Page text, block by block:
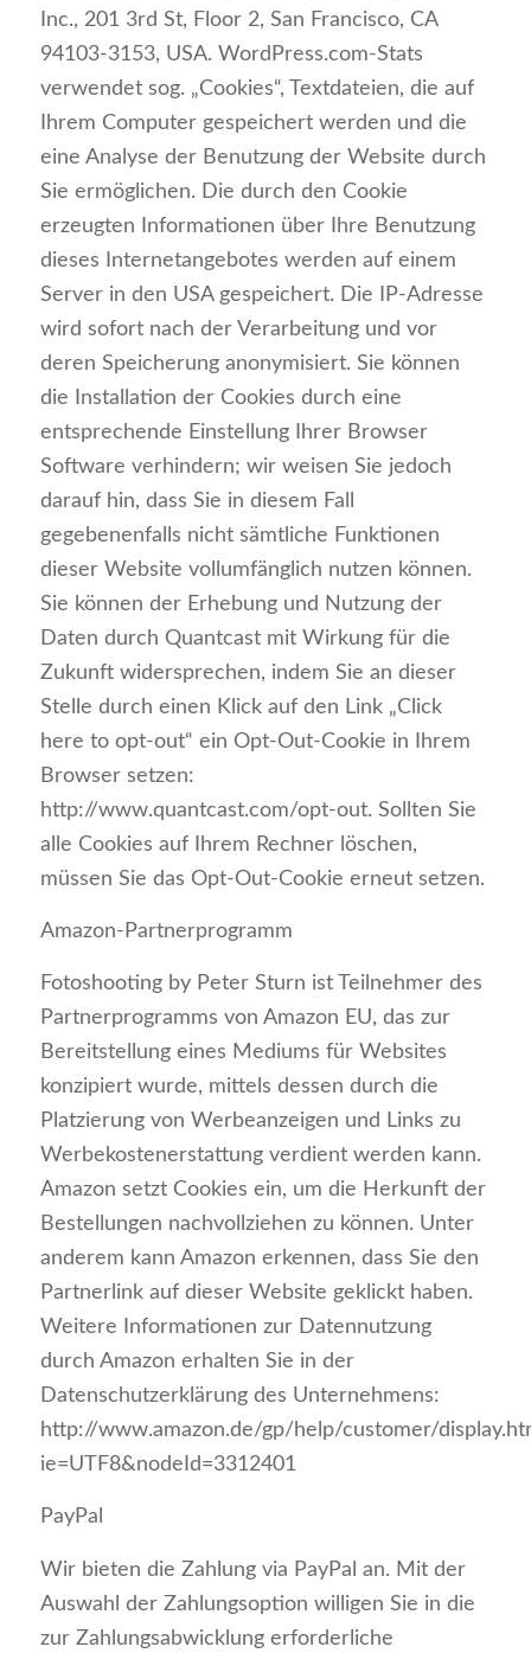
Inc., 201 3rd St, Floor 2, San Francisco, CA
94103-3153, USA. WordPress.com-Stats
verwendet sog. „Cookies“, Textdateien, die auf
Ihrem Computer gespeichert werden und die
eine Analyse der Benutzung der Website durch
Sie ermöglichen. Die durch den Cookie
erzeugten Informationen über Ihre Benutzung
dieses Internetangebotes werden auf einem
Server in den USA gespeichert. Die IP-Adresse
wird sofort nach der Verarbeitung und vor
deren Speicherung anonymisiert. Sie können
die Installation der Cookies durch eine
entsprechende Einstellung Ihrer Browser
Software verhindern; wir weisen Sie jedoch
darauf hin, dass Sie in diesem Fall
gegebenenfalls nicht sämtliche Funktionen
dieser Website vollumfänglich nutzen können.
Sie können der Erhebung und Nutzung der
Daten durch Quantcast mit Wirkung für die
Zukunft widersprechen, indem Sie an dieser
Stelle durch einen Klick auf den Link „Click
here to opt-out“ ein Opt-Out-Cookie in Ihrem
Browser setzen:
http://www.quantcast.com/opt-out. Sollten Sie
alle Cookies auf Ihrem Rechner löschen,
müssen Sie das Opt-Out-Cookie erneut setzen.
Amazon-Partnerprogramm
Fotoshooting by Peter Sturn ist Teilnehmer des
Partnerprogramms von Amazon EU, das zur
Bereitstellung eines Mediums für Websites
konzipiert wurde, mittels dessen durch die
Platzierung von Werbeanzeigen und Links zu
Werbekostenerstattung verdient werden kann.
Amazon setzt Cookies ein, um die Herkunft der
Bestellungen nachvollziehen zu können. Unter
anderem kann Amazon erkennen, dass Sie den
Partnerlink auf dieser Website geklickt haben.
Weitere Informationen zur Datennutzung
durch Amazon erhalten Sie in der
Datenschutzerklärung des Unternehmens:
http://www.amazon.de/gp/help/customer/
ie=UTF8&nodeId=3312401
PayPal
Wir bieten die Zahlung via PayPal an. Mit der
Auswahl der Zahlungsoption willigen Sie in die
zur Zahlungsabwicklung erforderliche